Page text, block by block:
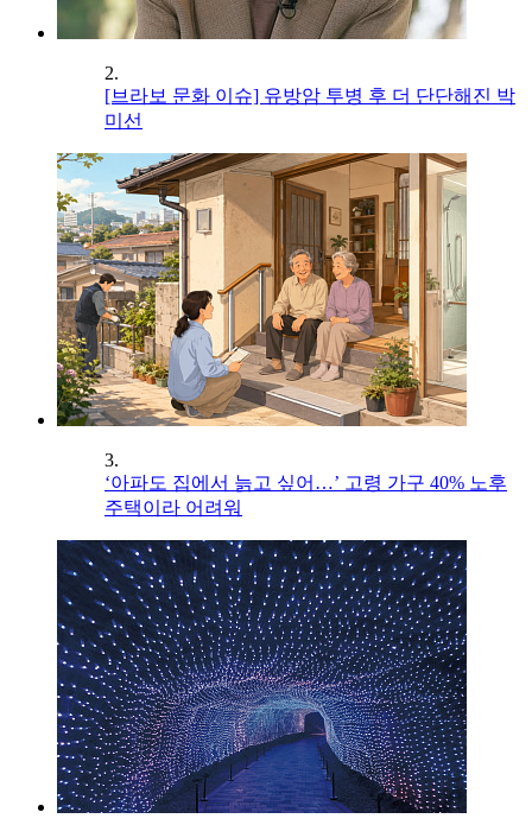
2.
[브라보 문화 이슈] 유방암 투병 후 더 단단해진 박
미선
3.
‘아파도 집에서 늙고 싶어…’ 고령 가구 40% 노후
주택이라 어려워